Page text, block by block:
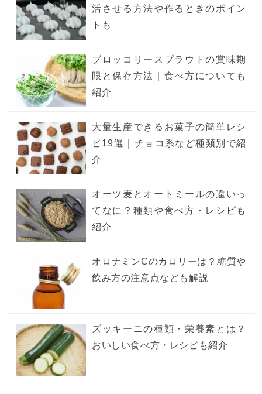
活させる方法や作るときのポイン
トも
ブロッコリースプラウトの賞味期
限と保存方法｜食べ方についても
紹介
大量生産できるお菓子の簡単レシ
ピ19選｜チョコ系など種類別で紹
介
オーツ麦とオートミールの違いっ
てなに？種類や食べ方・レシピも
紹介
オロナミンCのカロリーは？糖質や
飲み方の注意点なども解説
ズッキーニの種類・栄養素とは？
おいしい食べ方・レシピも紹介